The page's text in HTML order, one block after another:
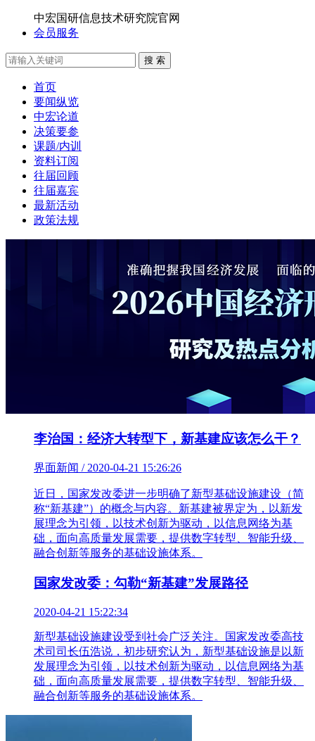
中宏国研信息技术研究院官网
会员服务
搜 索
首页
要闻纵览
中宏论道
决策要参
课题/内训
资料订阅
往届回顾
往届嘉宾
最新活动
政策法规
李治国：经济大转型下，新基建应该怎么干？
界面新闻 / 2020-04-21 15:26:26
近日，国家发改委进一步明确了新型基础设施建设（简
称“新基建”）的概念与内容。新基建被界定为，以新发
展理念为引领，以技术创新为驱动，以信息网络为基
础，面向高质量发展需要，提供数字转型、智能升级、
融合创新等服务的基础设施体系。
国家发改委：勾勒“新基建”发展路径
2020-04-21 15:22:34
新型基础设施建设受到社会广泛关注。国家发改委高技
术司司长伍浩说，初步研究认为，新型基础设施是以新
发展理念为引领，以技术创新为驱动，以信息网络为基
础，面向高质量发展需要，提供数字转型、智能升级、
融合创新等服务的基础设施体系。